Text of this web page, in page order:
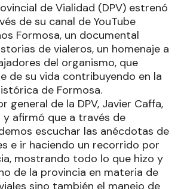
de Vialidad (DPV) estrenó
de su canal de YouTube
Formosa, un documental
de vialeros, un homenaje a
del organismo, que
de su vida contribuyendo en la
de Formosa.
general de la DPV, Javier Caffa,
afirmó que a través de
escuchar las anécdotas de
e ir haciendo un recorrido por
mostrando todo lo que hizo y
de la provincia en materia de
sino también el manejo de